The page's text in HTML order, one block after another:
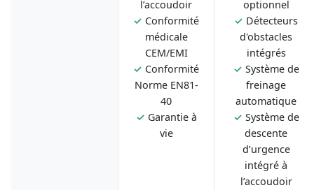
l’accoudoir
✓ Conformité
médicale
CEM/EMI
✓ Conformité
Norme EN81-
40
✓ Garantie à
vie
optionnel
✓ Détecteurs
d'obstacles
intégrés
✓ Système de
freinage
automatique
✓ Système de
descente
d’urgence
intégré à
l’accoudoir